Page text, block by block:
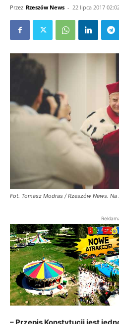
Przez Rzeszów News - 22 lipca 2017
Fot. Tomasz Modras / Rzeszów News.
– Przepis Konstytucji jest